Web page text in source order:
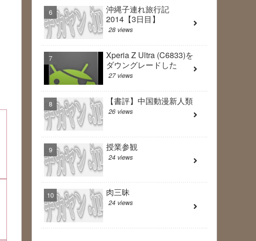
沖縄子連れ旅行記
2014【3日目】
28 views
Xperia Z Ultra (C6833)を
ダウングレードした
27 views
【書評】中国動漫新人類
26 views
授業参観
24 views
肉三昧
24 views